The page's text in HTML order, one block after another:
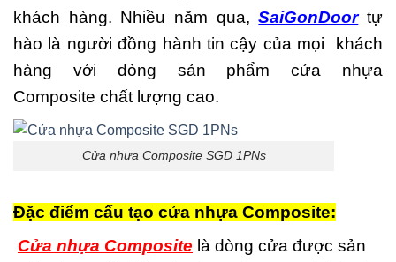
Sản xuất cửa nhựa
khách hàng. Nhiều năm qua,SaiGonDoortự
hào là người đồng hành tin cậy của mọi khách
hàng với dòng sản phẩm cửa nhựa
Composite chất lượng cao.
Cửa nhựa Composite SGD 1PNs
Đặc điểm cấu tạo cửa nhựa Composite:
Cửa nhựa Composite là dòng cửa được sản